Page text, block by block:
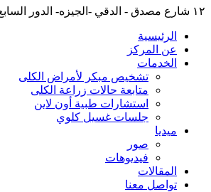
١٢ شارع مصدق - الدقي -الجيزه- الدور السابع - برج مصدق الطبى
الرئيسية
عن المركز
الخدمات
تشخيص مبكر لأمراض الكلى
متابعة حالات زراعة الكلى
استشارات طبية أون لاين
جلسات غسيل كلوي
ميديا
صور
فيديوهات
المقالات
تواصل معنا